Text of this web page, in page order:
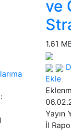
ve
1.61
Ekle
Yayın
İl